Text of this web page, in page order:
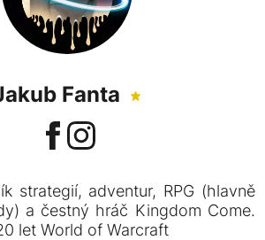
Fanta
strategií, adventur, RPG (hlavně
a čestný hráč Kingdom Come.
let World of Warcraft